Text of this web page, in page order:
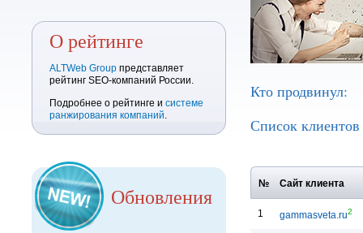
О рейтинге
ALTWeb Group представляет
рейтинг SEO-компаний России.
Подробнее о рейтинге и системе
ранжирования компаний.
Обновления
Кто продвинул:
Список
№ Сайт клиента
1 gammasveta.ru2